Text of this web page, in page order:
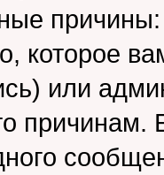
которое
или